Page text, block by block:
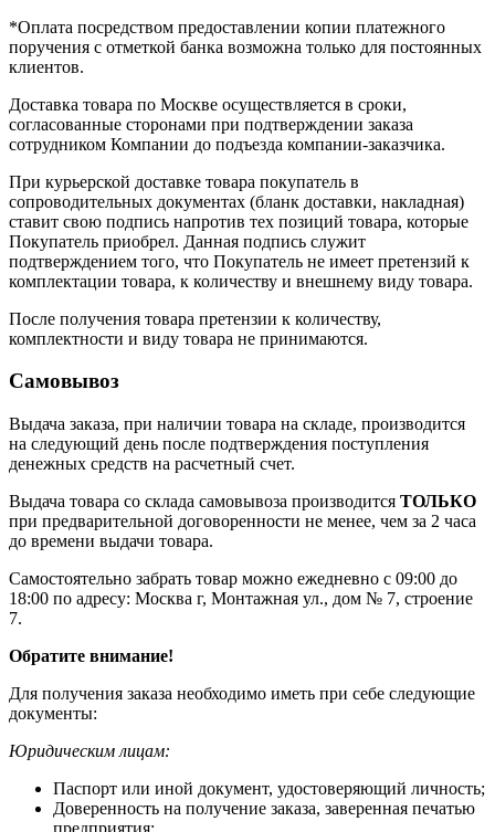
*Оплата посредством предоставлении копии платежного
поручения с отметкой банка возможна только для постоянных
клиентов.
Доставка товара по Москве осуществляется в сроки,
согласованные сторонами при подтверждении заказа
сотрудником Компании до подъезда компании-заказчика.
При курьерской доставке товара покупатель в
сопроводительных документах (бланк доставки, накладная)
ставит свою подпись напротив тех позиций товара, которые
Покупатель приобрел. Данная подпись служит
подтверждением того, что Покупатель не имеет претензий к
комплектации товара, к количеству и внешнему виду товара.
После получения товара претензии к количеству,
комплектности и виду товара не принимаются.
Самовывоз
Выдача заказа, при наличии товара на складе, производится
на следующий день после подтверждения поступления
денежных средств на расчетный счет.
Выдача товара со склада самовывоза производится ТОЛЬКО
при предварительной договоренности не менее, чем за 2 часа
до времени выдачи товара.
Самостоятельно забрать товар можно ежедневно с 09:00 до
18:00 по адресу: Москва г, Монтажная ул., дом № 7, строение
7.
Обратите внимание!
Для получения заказа необходимо иметь при себе следующие
документы:
Юридическим лицам:
Паспорт или иной документ, удостоверяющий личность;
Доверенность на получение заказа, заверенная печатью
предприятия;